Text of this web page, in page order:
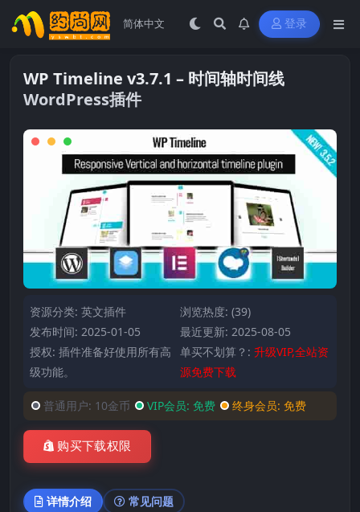
登录
WP Timeline v3.7.1 – 时间轴时间线
WordPress插件
资源分类: 英文插件
浏览热度: (39)
发布时间: 2025-01-05
最近更新: 2025-08-05
授权: 插件准备好使用所有高
级功能。
单买不划算？: 升级VIP,全站资
源免费下载
普通用户: 10金币 VIP会员: 免费 终身会员: 免费
购买下载权限
详情介绍 常见问题